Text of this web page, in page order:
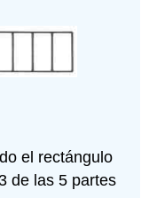
el rectángulo
de las 5 partes